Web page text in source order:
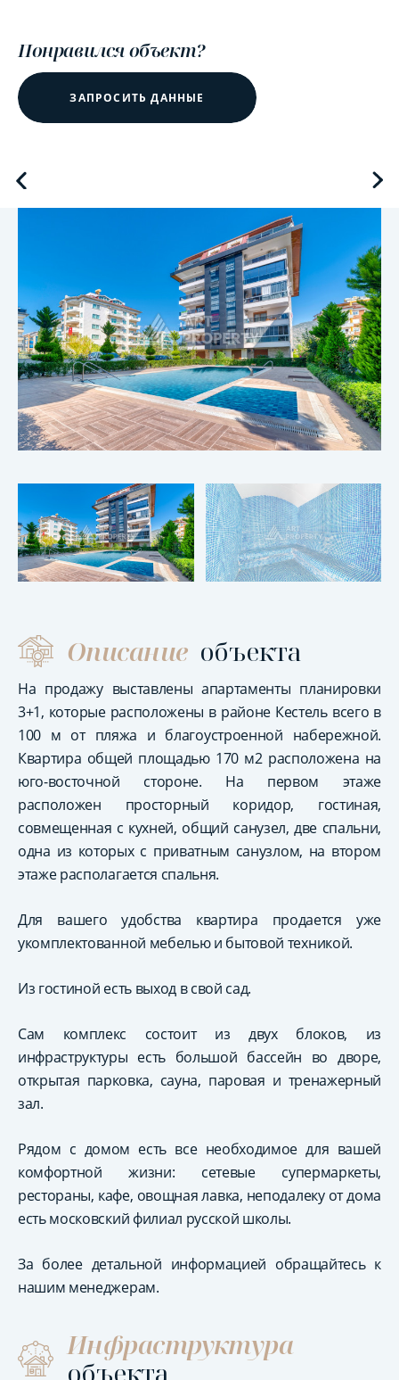
Понравился объект?
ЗАПРОСИТЬ ДАННЫЕ
Описание объекта
На продажу выставлены апартаменты планировки
3+1, которые расположены в районе Кестель всего в
100 м от пляжа и благоустроенной набережной.
Квартира общей площадью 170 м2 расположена на
юго-восточной стороне. На первом этаже
расположен просторный коридор, гостиная,
совмещенная с кухней, общий санузел, две спальни,
одна из которых с приватным санузлом, на втором
этаже располагается спальня.
Для вашего удобства квартира продается уже
укомплектованной мебелью и бытовой техникой.
Из гостиной есть выход в свой сад.
Сам комплекс состоит из двух блоков, из
инфраструктуры есть большой бассейн во дворе,
открытая парковка, сауна, паровая и тренажерный
зал.
Рядом с домом есть все необходимое для вашей
комфортной жизни: сетевые супермаркеты,
рестораны, кафе, овощная лавка, неподалеку от дома
есть московский филиал русской школы.
За более детальной информацией обращайтесь к
нашим менеджерам.
Инфраструктура
объекта